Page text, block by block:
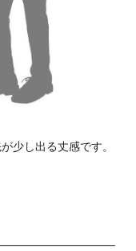
少し出る丈感です。